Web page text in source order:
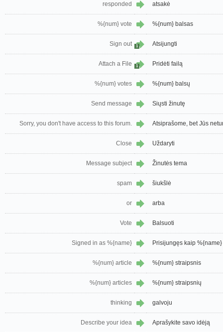
responded atsakė
%{num} vote %{num} balsas
Sign out 1 Atsijungti
Attach a File 1 Pridėti failą
%{num} votes %{num} balsų
Send message Siųsti žinutę
Sorry, you don't have access to this forum. Atsiprašome, bet Jūs
Close Uždaryti
Message subject Žinutės tema
spam šiukšlė
or arba
Vote Balsuoti
Signed in as %{name} Prisijungęs kaip %{name}
%{num} article %{num} straipsnis
%{num} articles %{num} straipsnių
thinking galvoju
Describe your idea Aprašykite savo idėją